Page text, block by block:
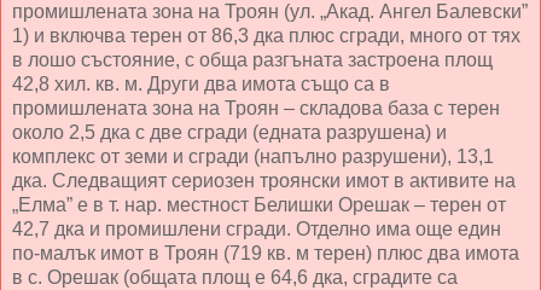
промишлената зона на Троян (ул. „Акад. Ангел Балевски”
1) и включва терен от 86,3 дка плюс сгради, много от тях
в лошо състояние, с обща разгъната застроена площ
42,8 хил. кв. м. Други два имота също са в
промишлената зона на Троян – складова база с терен
около 2,5 дка с две сгради (едната разрушена) и
комплекс от земи и сгради (напълно разрушени), 13,1
дка. Следващият сериозен троянски имот в активите на
„Елма” е в т. нар. местност Белишки Орешак – терен от
42,7 дка и промишлени сгради. Отделно има още един
по-малък имот в Троян (719 кв. м терен) плюс два имота
в с. Орешак (общата площ е 64,6 дка, сградите са